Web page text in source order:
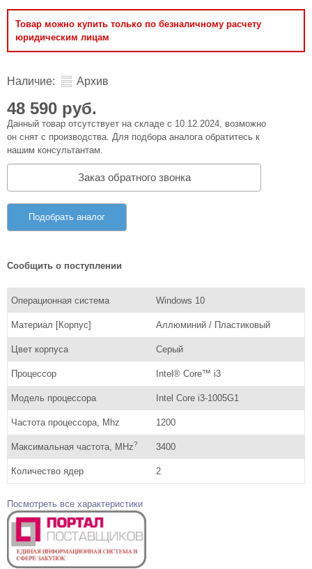
Товар можно купить только по безналичному расчету
юридическим лицам
Наличие: Архив
48 590 руб.
Данный товар отсутствует на складе с 10.12.2024, возможно
он снят с производства. Для подбора аналога обратитесь к
нашим консультантам.
Заказ обратного звонка
Подобрать аналог
Сообщить о поступлении
Операционная система Windows 10
Материал [Корпус] Аллюминий / Пластиковый
Цвет корпуса Серый
Процессор Intel® Core™ i3
Модель процессора Intel Core i3-1005G1
Частота процессора, Mhz 1200
Максимальная частота, MHz? 3400
Количество ядер 2
Посмотреть все характеристики